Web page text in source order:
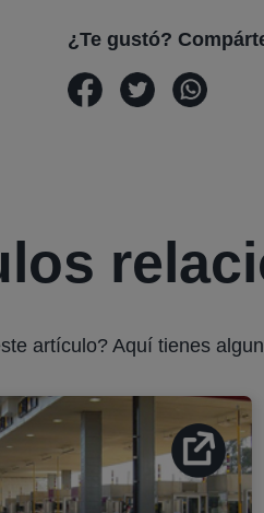
¿Te gustó?
artículo? Aquí tienes